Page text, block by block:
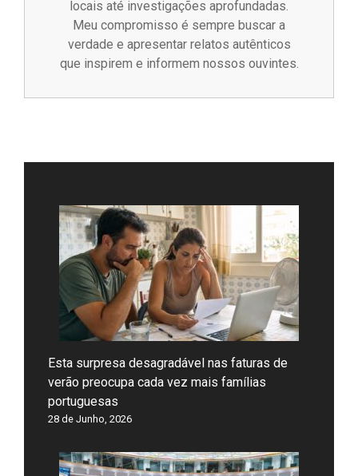
locais até investigações aprofundadas.
Meu compromisso é sempre buscar a
verdade e apresentar relatos autênticos
que inspirem e informem nossos ouvintes.
Esta surpresa desagradável nas faturas de
verão preocupa cada vez mais famílias
portuguesas
28 de Junho, 2026